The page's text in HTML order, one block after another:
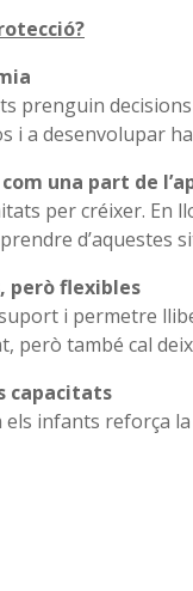
prenguin
i a desenvolupar
una part de
per créixer. En
d’aquestes
però flexibles
i permetre
però també cal
capacitats
els infants reforça